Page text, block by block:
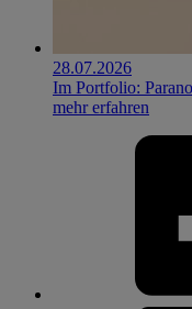
28.07.2026
Im Portfolio:
mehr erfahren